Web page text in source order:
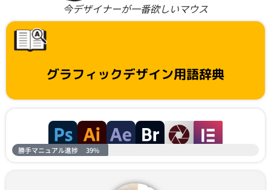
今デザイナーが一番欲しいマウス
グラフィックデザイン用語辞典
勝手マニュアル進捗 39%